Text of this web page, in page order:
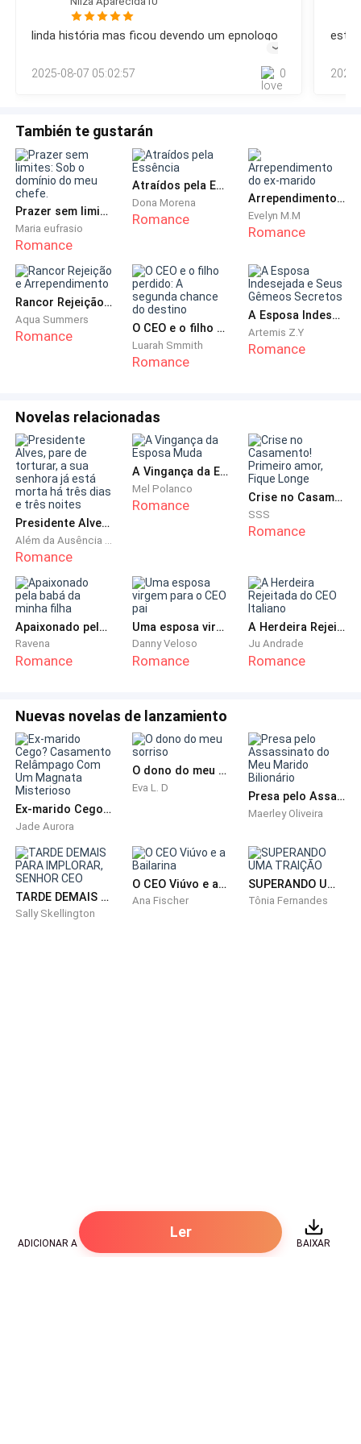
Provavelmente não ― ele abriu a porta do quarto e
escuro, e a pele branca realçadas pelos olhos azuis
Jamie como quem cobrava uma justificativa, mas
estava determinado a não lhe dizer uma palavra sobre
o que sentia ― pedirei as criadas que a ajudem a se
vestir, e tem uma carruagem à sua disposição Sra.
Lawson, agora realmente preciso ir.
Ele sumiu pelo corredor antes que Kathrine tivesse a
chance de começar a protestar, e atirar-lhe na cara
sobre saber sobre um ou outro caso seu, em uma
ridícula demonstração de ciúme que ele não
suportava. Kathrine havia escolhido Peter, mas seu
ego gigantesco a deixava cega e ela não conseguia
ficava à poucas horas de distância da mansão
Dorffwest, havia recebido a propriedade como
pagamento de uma dívida antiga de seu falecido
dono, e não demorou para se tornar o local para onde
costumava levar mulheres. Não tinha a mínima
intenção de submeter sua mãe ou irmã ao risco de
encontrar alguma daquelas damas dentro da casa da
família, e receber olhares de reprovação pelo
comportamento libertino vindo das duas para ele já
era o bastante.
Dentro da carruagem, respirou fundo, olhava a chuva
caindo mais forte a medida que o veículo seguia pela
vida mantendo viva a ilusão de que ele e Kathrine
amava para tanto. E como poderia amar uma mulher
que deixava os filhos no meio do dia para encontrar o
amante também era um mistério. Não sentia-se
melhor sabendo que ela voltaria para eles, e para
Peter, e que por mais que ela afirmasse que o amava,
não o havia escolhido.
linda história mas ficou devendo um epnologo
2025-08-07 05:02:57 0
También te gustarán
Prazer sem limites: Sob o domínio do meu chefe.
Maria eufrasio
Romance
Atraídos pela Essência
Dona Morena
Romance
Arrependimento do ex-marido
Evelyn M.M
Romance
Rancor Rejeição e Arrependimento
Aqua Summers
Romance O CEO e o filho perdido: A segunda chance do destino
Luarah Smmith
Romance
A Esposa Indesejada e Seus Gêmeos Secretos
Artemis Z.Y
Romance
Novelas relacionadas
Presidente Alves, pare de torturar, a sua senhora já está morta há três dias e três noites
Romance
A Vingança da Esposa Muda
Mel Polanco
Romance Crise no Casamento! Primeiro amor, Fique Longe
SSS
Romance
Apaixonado pela babá da minha filha
Ravena
Romance
Uma esposa virgem para o CEO pai
Danny Veloso
Romance
A Herdeira Rejeitada do CEO Italiano
Ju Andrade
Romance
Nuevas novelas de lanzamiento
Ex-marido Cego? Casamento Relâmpago Com Um Magnata Misterioso
Jade Aurora
O dono do meu sorriso
Eva L. D
Presa pelo Assassinato do Meu Marido Bilionário
Maerley Oliveira
TARDE DEMAIS PARA IMPLORAR, SENHOR CEO
Sally Skellington
O CEO Viúvo e a Bailarina
Ana Fischer
SUPERANDO UMA TRAIÇÃO
Tônia Fernandes
ADICIONAR A
Ler
BAIXAR